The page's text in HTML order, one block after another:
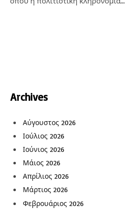
Archives
Αύγουστος 2026
Ιούλιος 2026
Ιούνιος 2026
Μάιος 2026
Απρίλιος 2026
Μάρτιος 2026
Φεβρουάριος 2026